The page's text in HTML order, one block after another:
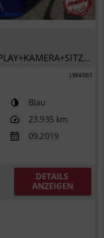
AIRSCAPE Shine+CARPLAY+KAMERA+SITZHEIZUNG+KLIMA+
LW4061
Blau
23.935 km
09.2019
DETAILS
ANZEIGEN